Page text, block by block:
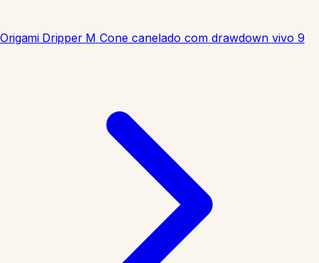
Origami Dripper M Cone canelado com drawdown vivo 9